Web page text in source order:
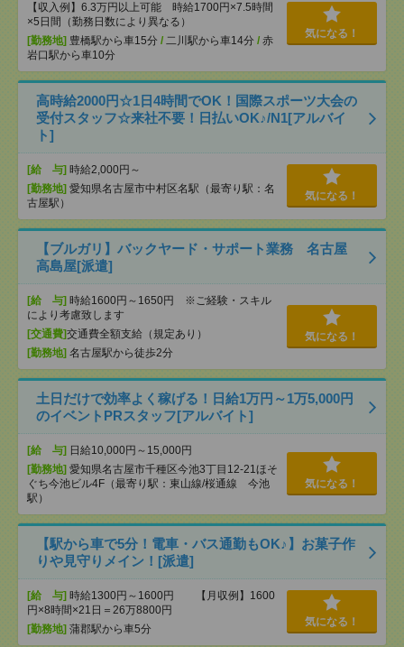
【収入例】6.3万円以上可能 時給1700円×7.5時間
×5日間（勤務日数により異なる）
[勤務地] 豊橋駅から車15分 / 二川駅から車14分 / 赤
岩口駅から車10分
気になる！
高時給2000円☆1日4時間でOK！国際スポーツ大会の
受付スタッフ☆来社不要！日払いOK♪/N1[アルバイ
ト]
[給 与] 時給2,000円～
[勤務地] 愛知県名古屋市中村区名駅（最寄り駅：名
古屋駅）
気になる！
【ブルガリ】バックヤード・サポート業務 名古屋
高島屋[派遣]
[給 与] 時給1600円～1650円 ※ご経験・スキル
により考慮致します
[交通費]交通費全額支給（規定あり）
[勤務地] 名古屋駅から徒歩2分
気になる！
土日だけで効率よく稼げる！日給1万円～1万5,000円
のイベントPRスタッフ[アルバイト]
[給 与] 日給10,000円～15,000円
[勤務地] 愛知県名古屋市千種区今池3丁目12-21ほそ
ぐち今池ビル4F（最寄り駅：東山線/桜通線 今池
駅）
気になる！
【駅から車で5分！電車・バス通勤もOK♪】お菓子作
りや見守りメイン！[派遣]
[給 与] 時給1300円～1600円 【月収例】1600
円×8時間×21日＝26万8800円
[勤務地] 蒲郡駅から車5分
気になる！